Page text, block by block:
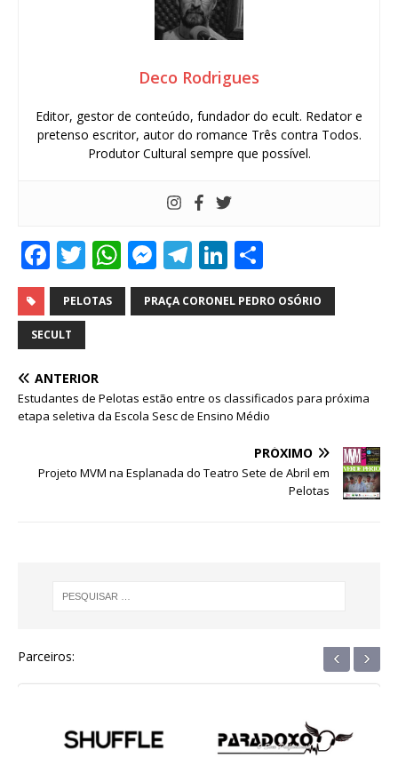
Deco Rodrigues
Editor, gestor de conteúdo, fundador do ecult. Redator e
pretenso escritor, autor do romance Três contra Todos.
Produtor Cultural sempre que possível.
F
a
c
e
b
o
o
T
w
it
r
W
h
at
p
p
M
e
ss
g
e
T
el
e
m
Li
n
k
n
h
ar
PELOTAS PRAÇA CORONEL PEDRO OSÓRIO
SECULT
ANTERIOR
Estudantes de Pelotas estão entre os classificados para próxima
etapa seletiva da Escola Sesc de Ensino Médio
PRÓXIMO
Projeto MVM na Esplanada do Teatro Sete de Abril em
Pelotas
Parceiros: ‹ ›